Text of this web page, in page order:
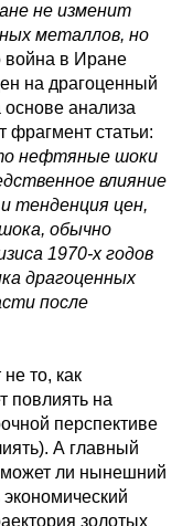
не изменит
металлов, но
война в Иране
на драгоценный
анализа
фрагмент статьи:
нефтяные шоки
влияние
тенденция цен,
обычно
1970-х годов
драгоценных
после
то, как
повлиять на
перспективе
А главный
может ли нынешний
золотых